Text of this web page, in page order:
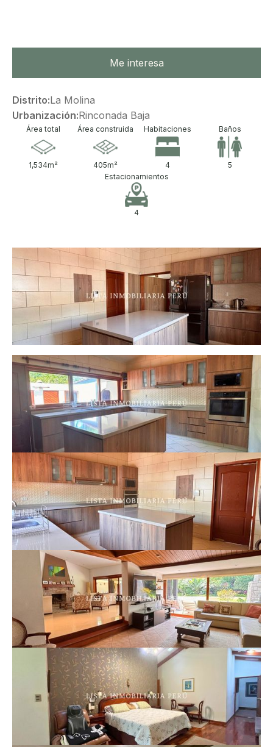
Me interesa
Distrito:La Molina
Urbanización:Rinconada Baja
Área total
1,534m²
Área construida
405m²
Habitaciones
4
Baños
5
Estacionamientos
4